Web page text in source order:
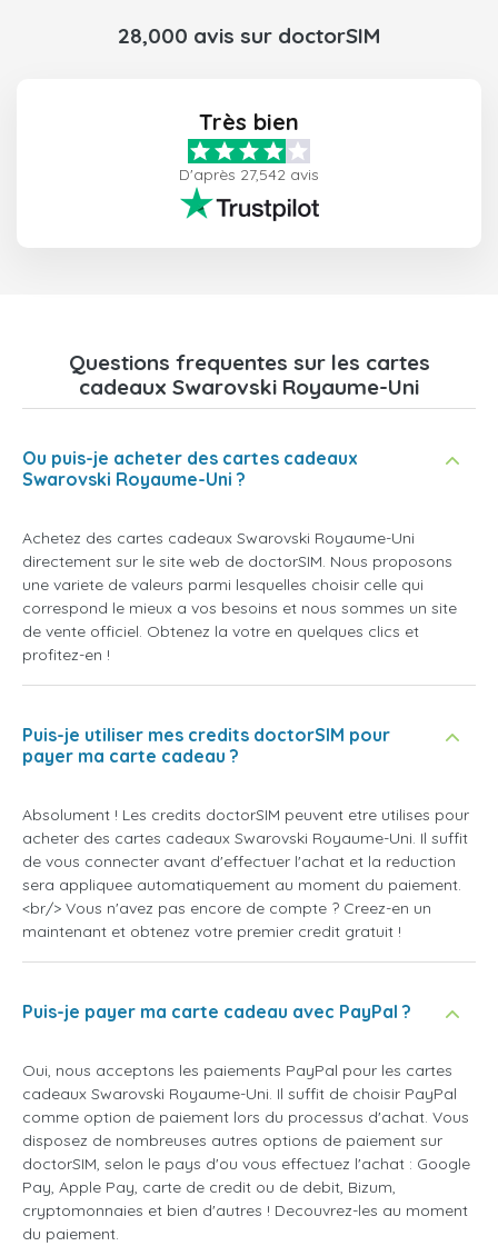
28,000 avis sur doctorSIM
Très bien
D'après 27,542 avis
Questions frequentes sur les cartes
cadeaux Swarovski Royaume-Uni
Ou puis-je acheter des cartes cadeaux
Swarovski Royaume-Uni ?
Achetez des cartes cadeaux Swarovski Royaume-Uni
directement sur le site web de doctorSIM. Nous proposons
une variete de valeurs parmi lesquelles choisir celle qui
correspond le mieux a vos besoins et nous sommes un site
de vente officiel. Obtenez la votre en quelques clics et
profitez-en !
Puis-je utiliser mes credits doctorSIM pour
payer ma carte cadeau ?
Absolument ! Les credits doctorSIM peuvent etre utilises pour
acheter des cartes cadeaux Swarovski Royaume-Uni. Il suffit
de vous connecter avant d'effectuer l'achat et la reduction
sera appliquee automatiquement au moment du paiement.
<br/> Vous n'avez pas encore de compte ? Creez-en un
maintenant et obtenez votre premier credit gratuit !
Puis-je payer ma carte cadeau avec PayPal ?
Oui, nous acceptons les paiements PayPal pour les cartes
cadeaux Swarovski Royaume-Uni. Il suffit de choisir PayPal
comme option de paiement lors du processus d'achat. Vous
disposez de nombreuses autres options de paiement sur
doctorSIM, selon le pays d'ou vous effectuez l'achat : Google
Pay, Apple Pay, carte de credit ou de debit, Bizum,
cryptomonnaies et bien d'autres ! Decouvrez-les au moment
du paiement.